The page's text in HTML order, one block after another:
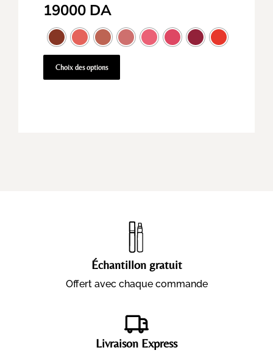
19000 DA
Choix des options
Échantillon gratuit
Offert avec chaque commande
Livraison Express